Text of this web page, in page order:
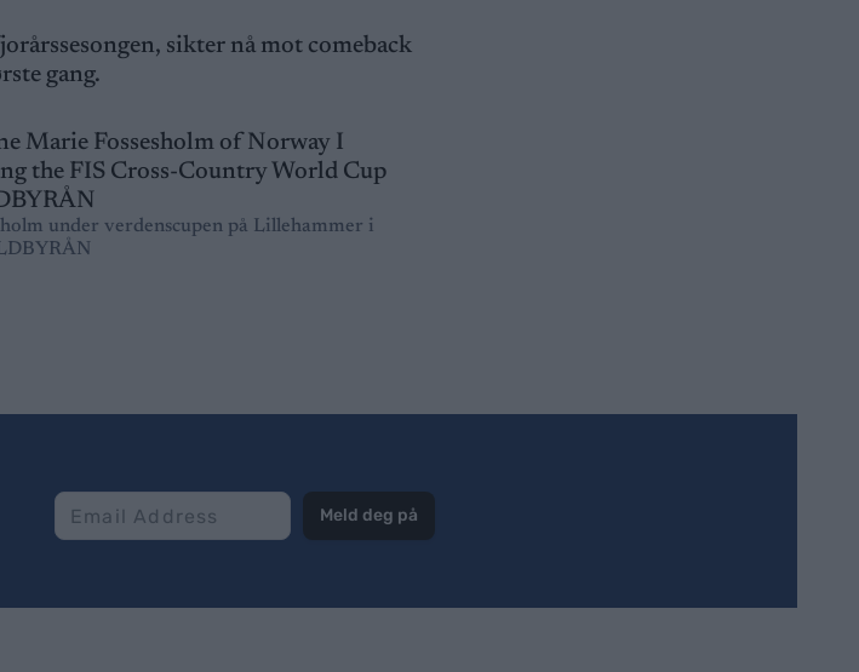
sikter nå mot comeback
gang.
under verdenscupen på Lillehammer i
Meld deg på